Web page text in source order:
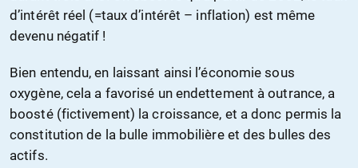
d’intérêt réel (=taux d’intérêt – inflation) est même
devenu négatif !
Bien entendu, en laissant ainsi l’économie sous
oxygène, cela a favorisé un endettement à outrance, a
boosté (fictivement) la croissance, et a donc permis la
constitution de la bulle immobilière et des bulles des
actifs.